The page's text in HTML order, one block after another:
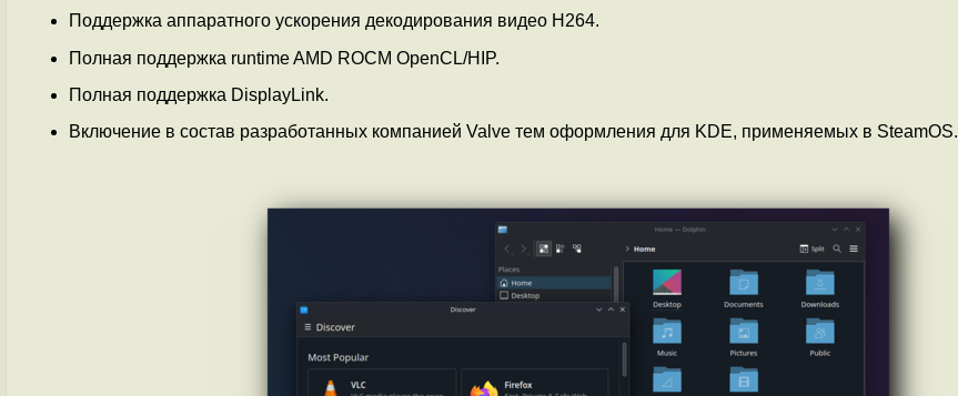
Поддержка аппаратного ускорения декодирования видео H264.
Полная поддержка runtime AMD ROCM OpenCL/HIP.
Полная поддержка DisplayLink.
Включение в состав разработанных компанией Valve тем оформления для KDE, применяемых в SteamOS.